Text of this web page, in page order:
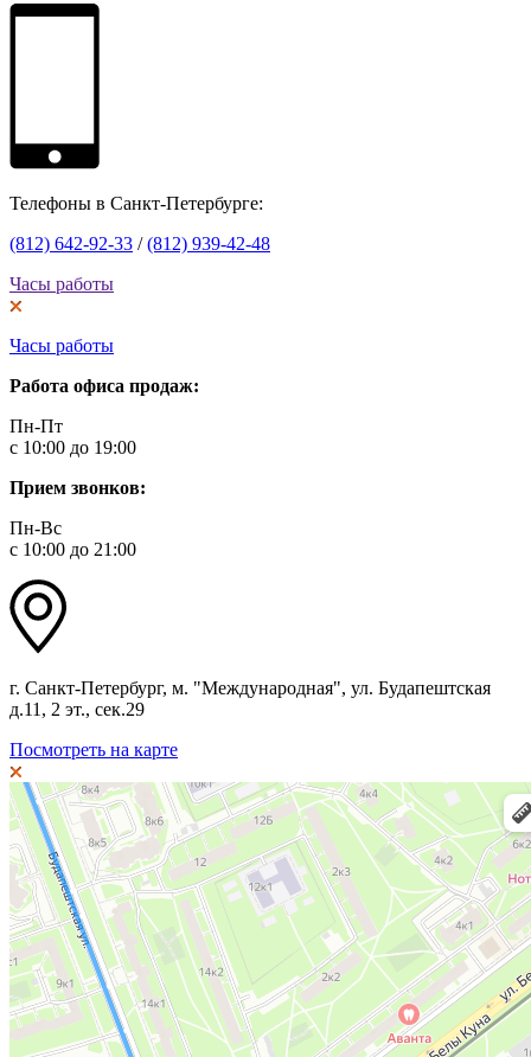
Телефоны в Санкт-Петербурге:
(812) 642-92-33 /(812) 939-42-48
Часы работы
Часы работы
Работа офиса продаж:
Пн-Пт
с 10:00 до 19:00
Прием звонков:
Пн-Вс
с 10:00 до 21:00
г. Санкт-Петербург, м. "Международная", ул. Будапештская
д.11, 2 эт., сек.29
Посмотреть на карте